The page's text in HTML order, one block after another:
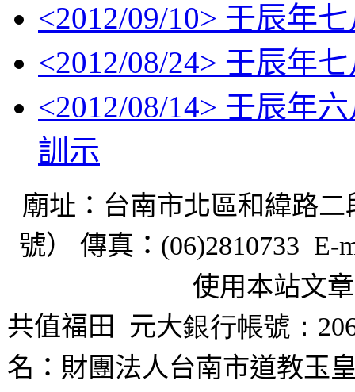
<2012/09/10> 壬辰年
<2012/08/24> 壬辰年
<2012/08/14> 壬辰年
訓示
廟址：台南市北區和緯路二
號） 傳真： (06)2810733 E-
使用本站文
共值福田
元大銀行帳號：
名：財團法人台南市道教玉